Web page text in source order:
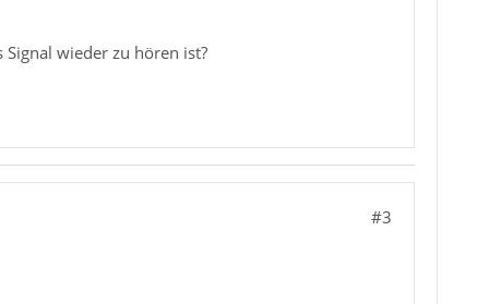
wieder zu hören ist?
#3